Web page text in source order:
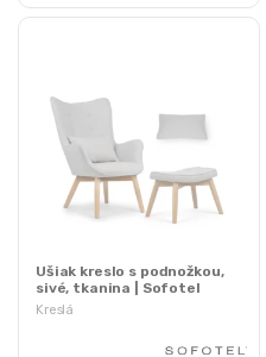
Kreslá
Ušiak kreslo s podnožkou,
sivé, tkanina | Sofotel